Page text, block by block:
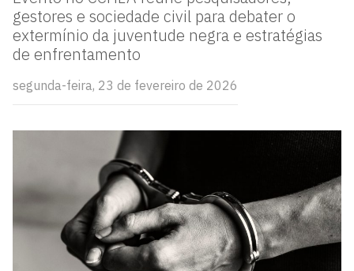
gestores e sociedade civil para debater o
extermínio da juventude negra e estratégias
de enfrentamento
segunda-feira, 23 de fevereiro de 2026